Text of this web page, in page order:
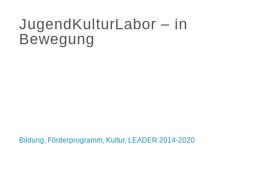
JugendKulturLabor – in
Bewegung
Bildung, Förderprogramm, Kultur, LEADER 2014-2020